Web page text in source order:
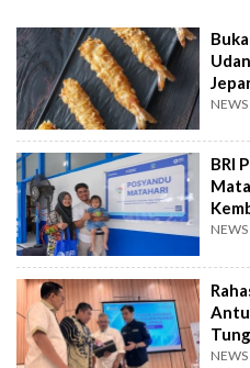
NEWS
BRI
NEWS
NEWS